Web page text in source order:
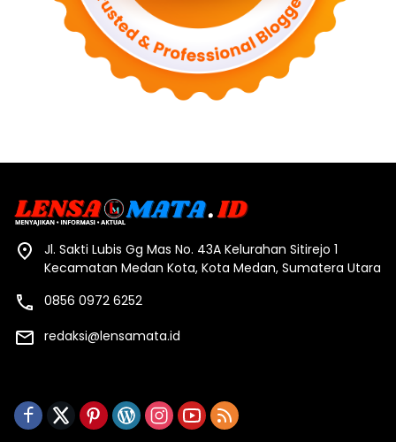
Jl. Sakti Lubis Gg Mas No. 43A Kelurahan Sitirejo 1
Kecamatan Medan Kota, Kota Medan, Sumatera Utara
0856 0972 6252
redaksi@lensamata.id